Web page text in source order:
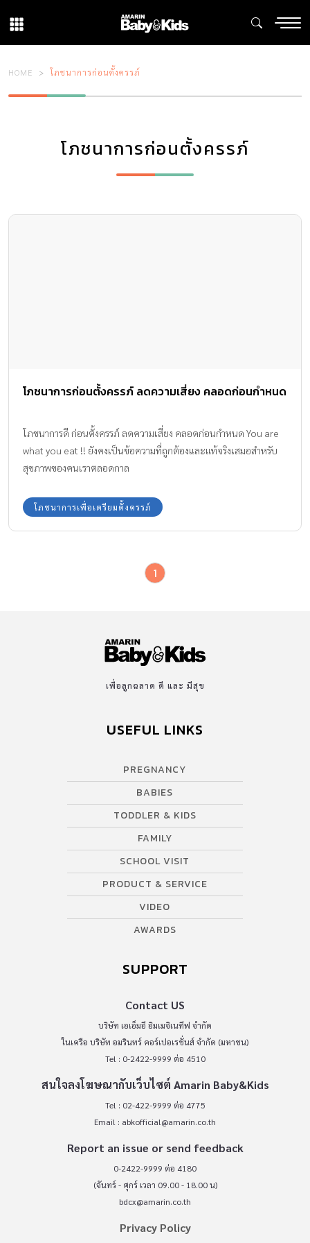
HOME โภชนาการก่อนตั้งครรภ์
โภชนาการก่อนตั้งครรภ์
โภชนาการก่อนตั้งครรภ์ ลดความเสี่ยง คลอดก่อนกำหนด
โภชนาการดี ก่อนตั้งครรภ์ ลดความเสี่ยง คลอดก่อนกำหนด You are
what you eat !! ยังคงเป็นข้อความที่ถูกต้องและแท้จริงเสมอสำหรับ
สุขภาพของคนเราตลอดกาล
โภชนาการเพื่อเตรียมตั้งครรภ์
1
เพื่อลูกฉลาด ดี และ มีสุข
USEFUL LINKS
PREGNANCY
BABIES
TODDLER & KIDS
FAMILY
SCHOOL VISIT
PRODUCT & SERVICE
VIDEO
AWARDS
SUPPORT
Contact US
บริษัท เอเอ็มอี อิมเมจิเนทีฟ จำกัด
ในเครือ บริษัท อมรินทร์ คอร์เปอเรชั่นส์ จำกัด (มหาชน)
Tel : 0-2422-9999 ต่อ 4510
สนใจลงโฆษณากับเว็บไซต์ Amarin Baby&Kids
Tel : 02-422-9999 ต่อ 4775
Email : abkofficial@amarin.co.th
Report an issue or send feedback
0-2422-9999 ต่อ 4180
(จันทร์ - ศุกร์ เวลา 09.00 - 18.00 น)
bdcx@amarin.co.th
Privacy Policy